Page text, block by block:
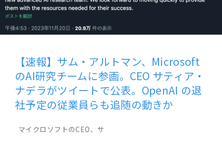
【速報】サム・アルトマン、Microsoft
のAI研究チームに参画。CEO サティア・
ナデラがツイートで公表。OpenAI の退
社予定の従業員らも追随の動きか
マイクロソフトのCEO、サ